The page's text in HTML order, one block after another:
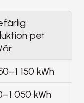
per
år
150 kWh
050 kWh